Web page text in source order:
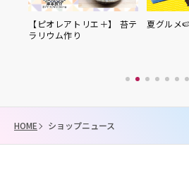
【ピオレアトリエ＋】 苔テ
ラリウム作り
夏グルメ
HOME ショップニュース